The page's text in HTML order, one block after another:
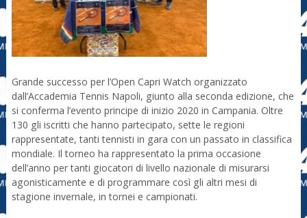
Grande successo per l’Open Capri Watch organizzato
dall’Accademia Tennis Napoli, giunto alla seconda edizione, che
si conferma l’evento principe di inizio 2020 in Campania. Oltre
130 gli iscritti che hanno partecipato, sette le regioni
rappresentate, tanti tennisti in gara con un passato in classifica
mondiale. Il torneo ha rappresentato la prima occasione
dell’anno per tanti giocatori di livello nazionale di misurarsi
agonisticamente e di programmare così gli altri mesi di
stagione invernale, in tornei e campionati.